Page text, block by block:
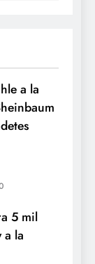
a la
5 mil
a la